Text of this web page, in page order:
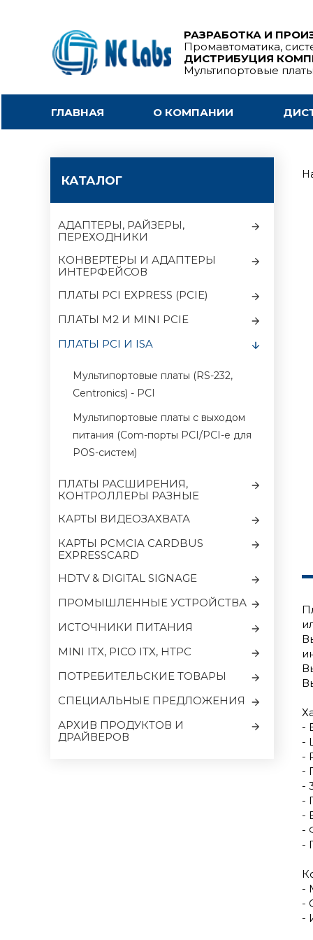
РАЗРАБОТКА И
Промавтоматика,
ДИСТРИБУЦИЯ
Мультипортовые
ГЛАВНАЯ О КОМПАНИИ
КАТАЛОГ
АДАПТЕРЫ, РАЙЗЕРЫ,
ПЕРЕХОДНИКИ
КОНВЕРТЕРЫ И АДАПТЕРЫ
ИНТЕРФЕЙСОВ
ПЛАТЫ PCI EXPRESS (PCIE)
ПЛАТЫ M2 И MINI PCIE
ПЛАТЫ PCI И ISA
Мультипортовые платы (RS-232,
Centronics) - PCI
Мультипортовые платы c выходом
питания (Com-порты PCI/PCI-e для
POS-систем)
ПЛАТЫ РАСШИРЕНИЯ,
КОНТРОЛЛЕРЫ РАЗНЫЕ
КАРТЫ ВИДЕОЗАХВАТА
КАРТЫ PCMCIA CARDBUS
EXPRESSCARD
HDTV & DIGITAL SIGNAGE
ПРОМЫШЛЕННЫЕ УСТРОЙСТВА
ИСТОЧНИКИ ПИТАНИЯ
MINI ITX, PICO ITX, HTPC
ПОТРЕБИТЕЛЬСКИЕ ТОВАРЫ
CПЕЦИАЛЬНЫЕ ПРЕДЛОЖЕНИЯ
АРХИВ ПРОДУКТОВ И
ДРАЙВЕРОВ
-
-
-
-
-
-
-
-
-
-
-
-